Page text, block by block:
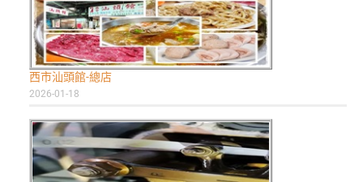
西市汕頭館-總店
2026-01-18